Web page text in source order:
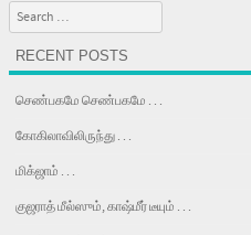
Search
RECENT POSTS
செண்பகமே செண்பகமே . . .
கோகிலாவிலிருந்து . . .
மிக்ஜாம் . . .
குஜராத் மீல்ஸும், காஷ்மீர் டீயும் . . .